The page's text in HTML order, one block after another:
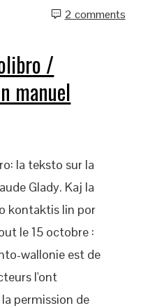
2 comments
/
manuel
la teksto sur la
Glady. Kaj la
kontaktis lin por
le 15 octobre :
wallonie est de
l'ont
permission de